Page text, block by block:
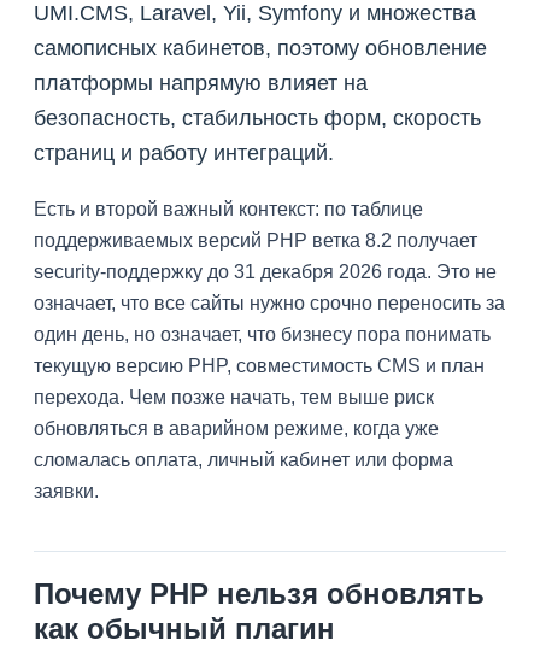
UMI.CMS, Laravel, Yii, Symfony и множества
самописных кабинетов, поэтому обновление
платформы напрямую влияет на
безопасность, стабильность форм, скорость
страниц и работу интеграций.
Есть и второй важный контекст: по таблице
поддерживаемых версий PHP ветка 8.2 получает
security-поддержку до 31 декабря 2026 года. Это не
означает, что все сайты нужно срочно переносить за
один день, но означает, что бизнесу пора понимать
текущую версию PHP, совместимость CMS и план
перехода. Чем позже начать, тем выше риск
обновляться в аварийном режиме, когда уже
сломалась оплата, личный кабинет или форма
заявки.
Почему PHP нельзя обновлять
как обычный плагин